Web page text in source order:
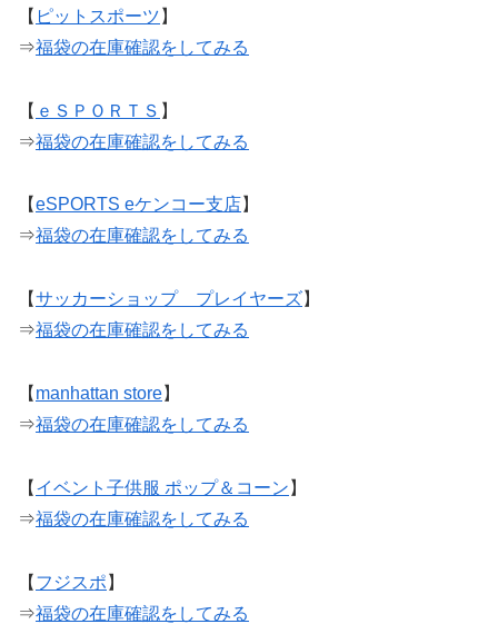
【 ピットスポーツ 】
⇒福袋の在庫確認をしてみる
【 ｅＳＰＯＲＴＳ 】
⇒福袋の在庫確認をしてみる
【eSPORTS eケンコー支店】
⇒福袋の在庫確認をしてみる
【サッカーショップ プレイヤーズ】
⇒福袋の在庫確認をしてみる
【 manhattan store】
⇒福袋の在庫確認をしてみる
【 イベント子供服 ポップ＆コーン 】
⇒福袋の在庫確認をしてみる
【 フジスポ 】
⇒福袋の在庫確認をしてみる